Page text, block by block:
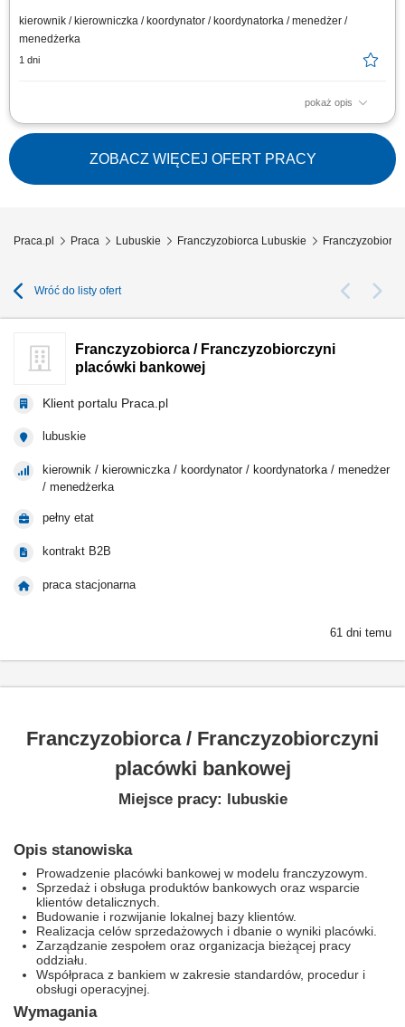
kierownik / kierowniczka / koordynator / koordynatorka / menedżer /
menedżerka
1 dni
pokaż opis
Główne zadania: Prowadzenie własnej działalności gospodarczej w
oparciu o sprawdzony model biznesowy. Dbanie o wysoką jakość obsługi.
Monitorowanie stanów magazynowych i zamówień. Dostosowywanie
asortymentu sklepu do potrzeb lokalnego rynku. Współpraca z centralą w
zakresie działań...
ZOBACZ WIĘCEJ OFERT PRACY
Praca.pl Praca Lubuskie Franczyzobiorca Lubuskie
Wróć do listy ofert
Franczyzobiorca / Franczyzobiorczyni
placówki bankowej
Klient portalu Praca.pl
lubuskie
kierownik / kierowniczka / koordynator / koordynatorka / menedżer
/ menedżerka
pełny etat
kontrakt B2B
praca stacjonarna
61 dni temu
Franczyzobiorca / Franczyzobiorczyni
placówki bankowej
Miejsce pracy: lubuskie
Opis stanowiska
Prowadzenie placówki bankowej w modelu franczyzowym.
Sprzedaż i obsługa produktów bankowych oraz wsparcie
klientów detalicznych.
Budowanie i rozwijanie lokalnej bazy klientów.
Realizacja celów sprzedażowych i dbanie o wyniki placówki.
Zarządzanie zespołem oraz organizacja bieżącej pracy
oddziału.
Współpraca z bankiem w zakresie standardów, procedur i
obsługi operacyjnej.
Wymagania